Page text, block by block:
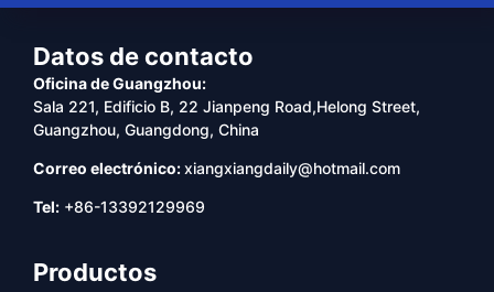
Datos de contacto
Oficina de Guangzhou:
Sala 221, Edificio B, 22 Jianpeng Road,Helong Street,
Guangzhou, Guangdong, China
Correo electrónico:xiangxiangdaily@hotmail.com
Tel: +86-13392129969
Productos